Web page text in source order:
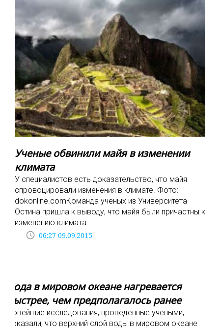
Ученые обвинили майя в изменении
климата
У специалистов есть доказательство, что майя
спровоцировали изменения в климате. Фото:
dokonline.comКоманда ученых из Университета
Остина пришла к выводу, что майя были причастны к
изменению климата
access_time 06:27 09.09.2015
Вода в мировом океане нагревается
быстрее, чем предполагалось ранее
Новейшие исследования, проведенные учеными,
доказали, что верхний слой воды в мировом океане